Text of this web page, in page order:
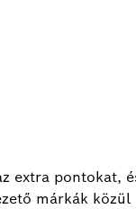
extra pontokat,
márkák közül